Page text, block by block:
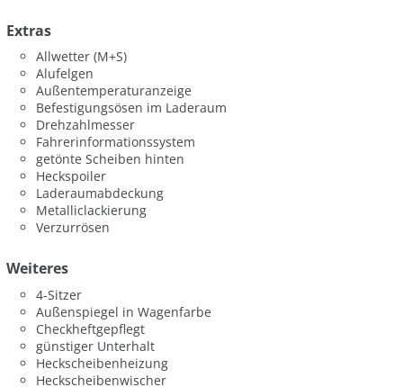
Extras
Allwetter (M+S)
Alufelgen
Außentemperaturanzeige
Befestigungsösen im Laderaum
Drehzahlmesser
Fahrerinformationssystem
getönte Scheiben hinten
Heckspoiler
Laderaumabdeckung
Metalliclackierung
Verzurrösen
Weiteres
4-Sitzer
Außenspiegel in Wagenfarbe
Checkheftgepflegt
günstiger Unterhalt
Heckscheibenheizung
Heckscheibenwischer